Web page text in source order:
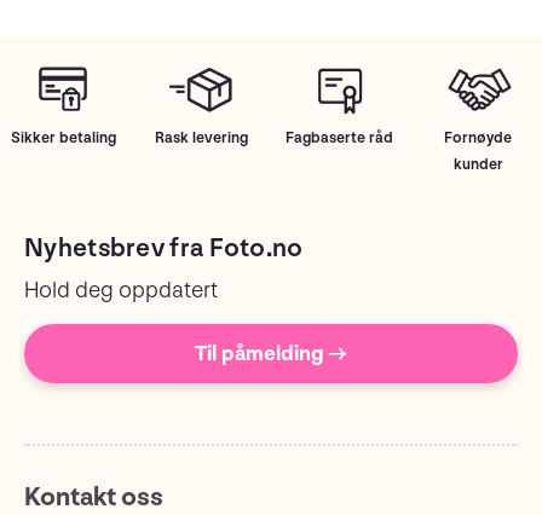
Sikker betaling Rask levering Fagbaserte råd
Fornøyde
kunder
Nyhetsbrev fra Foto.no
Hold deg oppdatert
Til påmelding →
Kontakt oss